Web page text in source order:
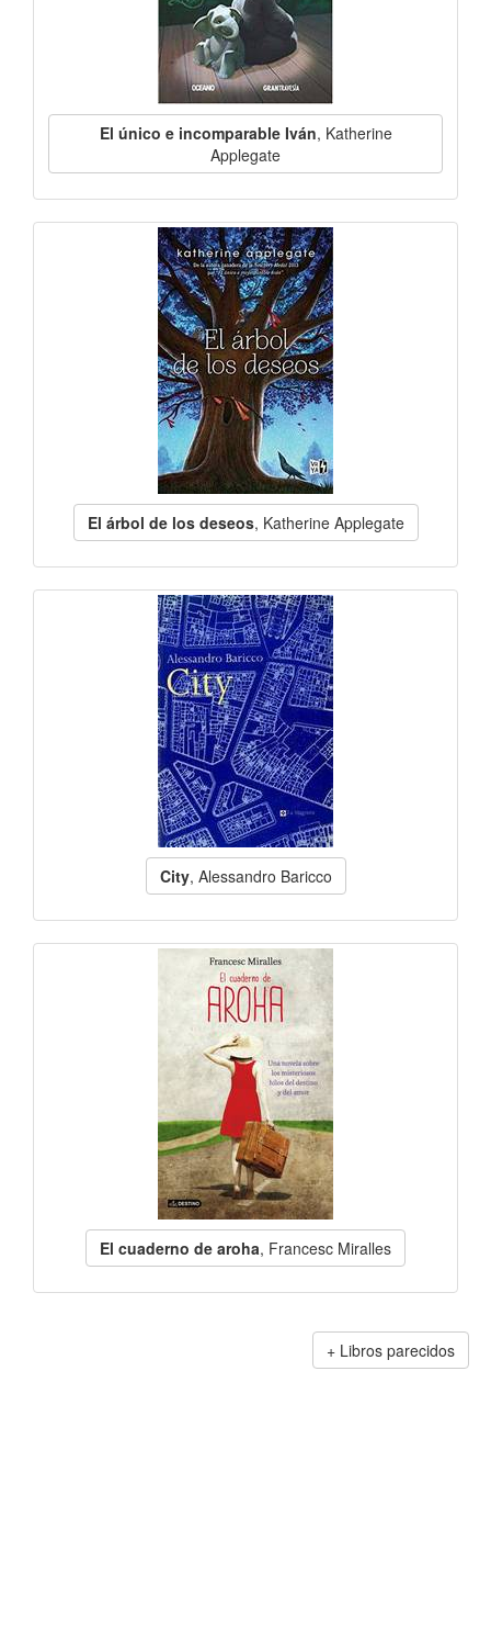
El único e incomparable Iván, Katherine
Applegate
El árbol de los deseos, Katherine Applegate
City, Alessandro Baricco
El cuaderno de aroha, Francesc Miralles
Libros parecidos